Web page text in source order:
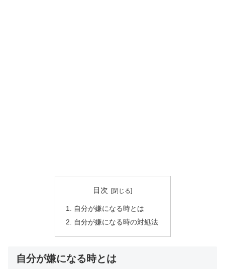
目次
自分が嫌になる時とは
自分が嫌になる時の対処法
自分が嫌になる時とは